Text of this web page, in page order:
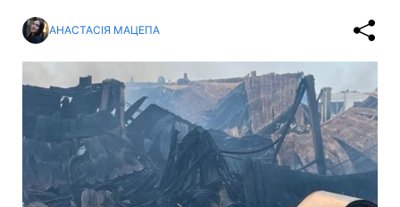
АНАСТАСІЯ МАЦЕПА